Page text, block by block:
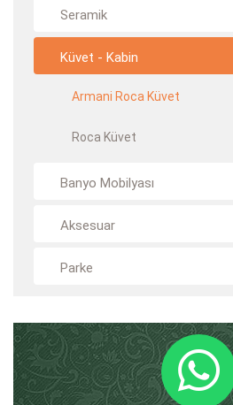
Seramik
Küvet - Kabin
Armani Roca Küvet
Roca Küvet
Banyo Mobilyası
Aksesuar
Parke